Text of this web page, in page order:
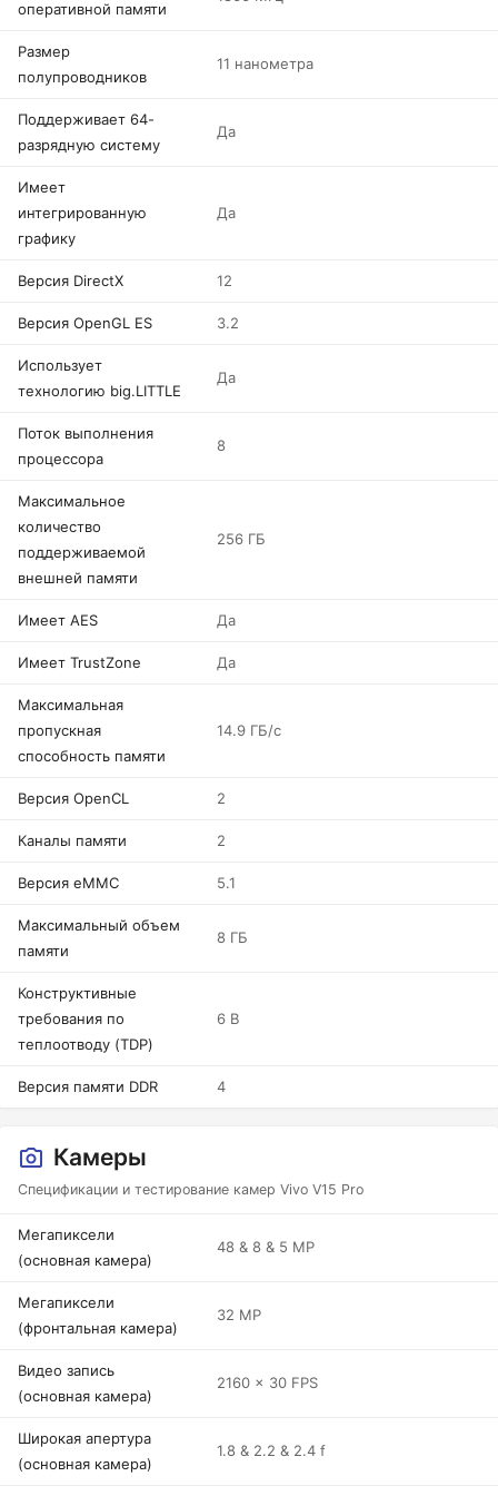
оперативной памяти
Размер
полупроводников
11 нанометра
Поддерживает 64-
разрядную систему
Да
Имеет
интегрированную
графику
Да
Версия DirectX 12
Версия OpenGL ES 3.2
Использует
технологию big.LITTLE
Да
Поток выполнения
процессора
8
Максимальное
количество
поддерживаемой
внешней памяти
256 ГБ
Имеет AES Да
Имеет TrustZone Да
Максимальная
пропускная
способность памяти
14.9 ГБ/с
Версия OpenCL 2
Каналы памяти 2
Версия eMMC 5.1
Максимальный объем
памяти
8 ГБ
Конструктивные
требования по
теплоотводу (TDP)
6 В
Версия памяти DDR 4
Камеры
Спецификации и тестирование камер Vivo V15 Pro
Мегапиксели
(основная камера)
48 & 8 & 5 MP
Мегапиксели
(фронтальная камера)
32 MP
Видео запись
(основная камера)
2160 x 30 FPS
Широкая апертура
(основная камера)
1.8 & 2.2 & 2.4 f